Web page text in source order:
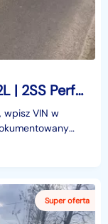
Chevrolet Camaro V SS V8 6.2L | 2SS Performance | 2015 | Stan bardzo dobry
wpisz VIN w
;)&n